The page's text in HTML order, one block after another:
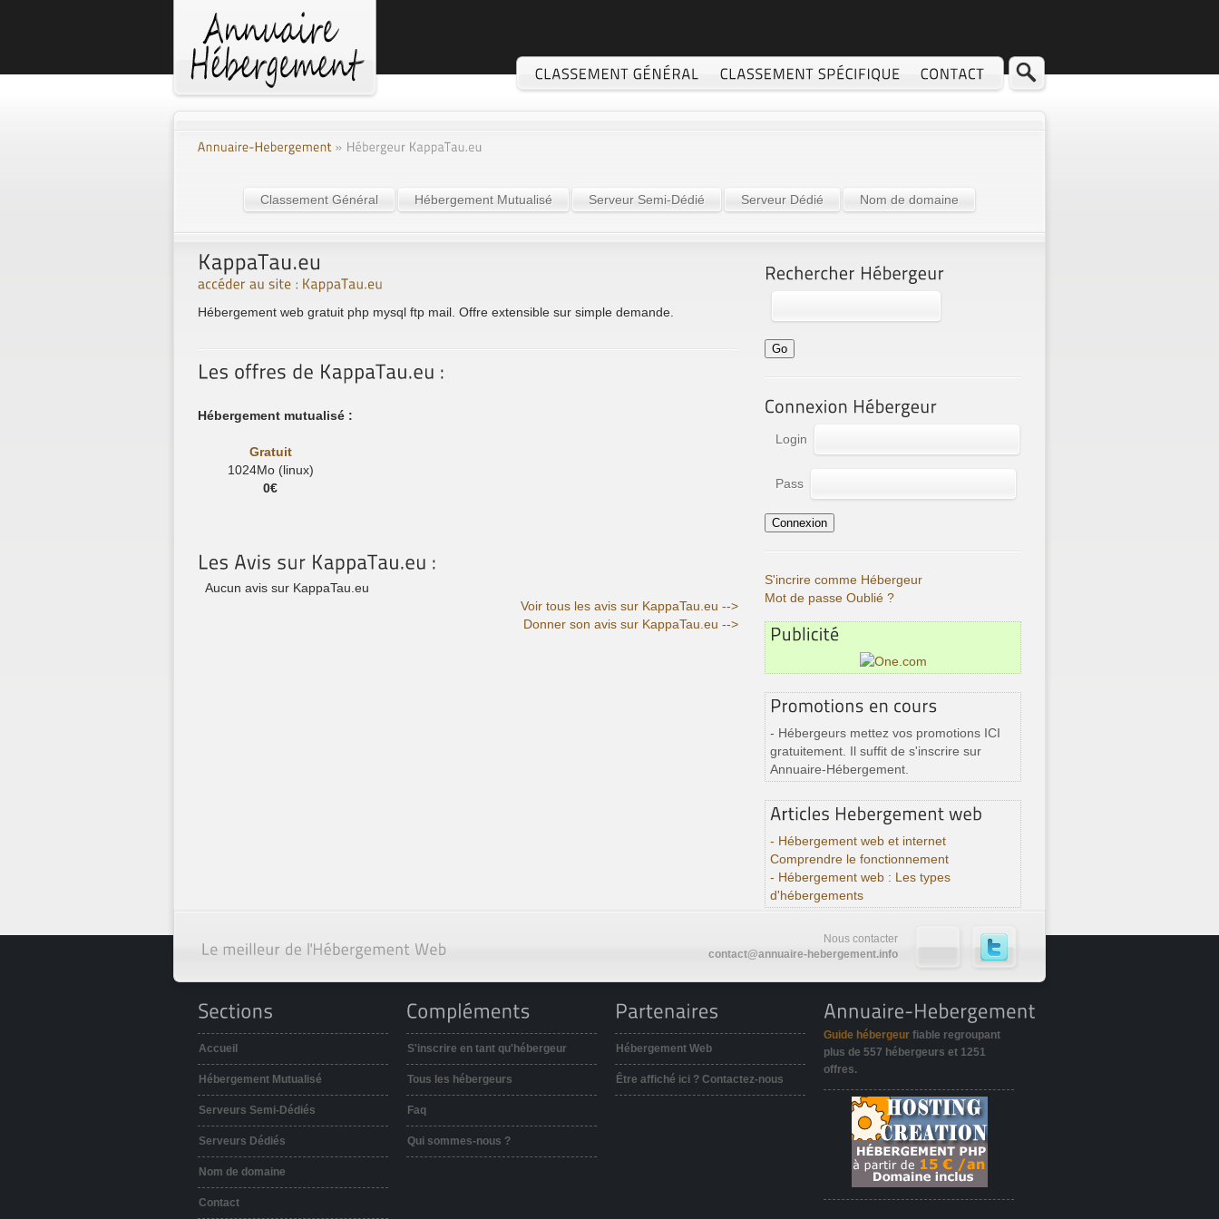
Classement Général Hébergement Mutualisé Serveur Semi-Dédié Serveur Dédié Nom de domaine
Hébergement web gratuit php mysql ftp mail. Offre extensible sur simple demande.
Hébergement mutualisé :
Gratuit
1024Mo (linux)
0€
Aucun avis sur KappaTau.eu
Voir tous les avis sur KappaTau.eu -->
Donner son avis sur KappaTau.eu -->
Login
Pass
S'incrire comme Hébergeur
Mot de passe Oublié ?
- Hébergeurs mettez vos promotions ICI
gratuitement. Il suffit de s'inscrire sur
Annuaire-Hébergement.
- Hébergement web et internet
Comprendre le fonctionnement
- Hébergement web : Les types
d'hébergements
Nous contacter
contact@annuaire-hebergement.info
Accueil
Hébergement Mutualisé
Serveurs Semi-Dédiés
Serveurs Dédiés
Nom de domaine
Contact
S'inscrire en tant qu'hébergeur
Tous les hébergeurs
Faq
Qui sommes-nous ?
Hébergement Web
Être affiché ici ? Contactez-nous
Guide hébergeur fiable regroupant
plus de 557 hébergeurs et 1251
offres.